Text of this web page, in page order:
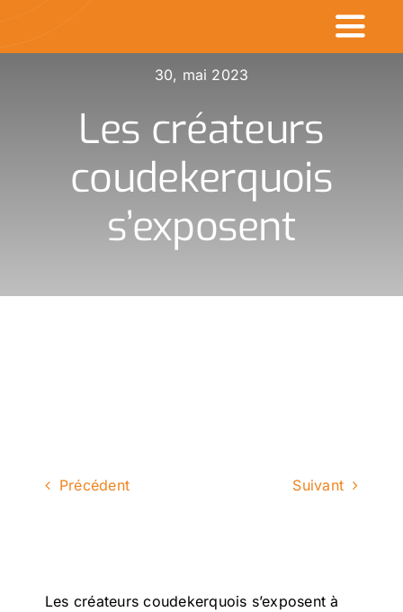
Commerçants en
Made in CDK
Actualités
Rechercher
30, mai 2023
Les créateurs
coudekerquois
s’exposent
Précédent Suivant
Les créateurs coudekerquois s’exposent à